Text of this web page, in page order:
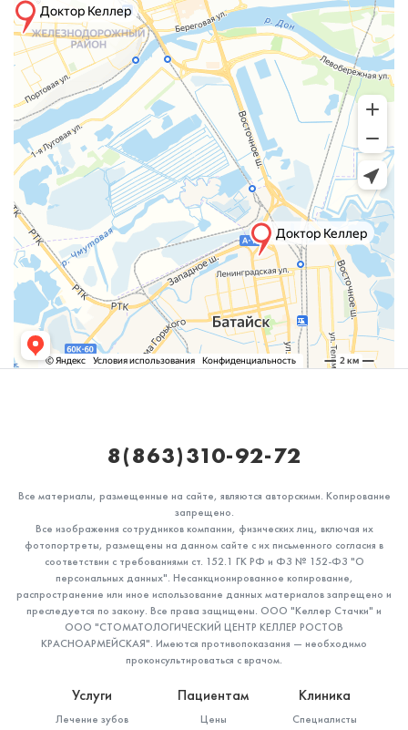
8(863)310-92-72
Все материалы, размещенные на сайте, являются авторскими. Копирование
запрещено.
Все изображения сотрудников компании, физических лиц, включая их
фотопортреты, размещены на данном сайте с их письменного согласия в
соответствии с требованиями ст. 152.1 ГК РФ и ФЗ № 152-ФЗ "О
персональных данных". Несанкционированное копирование,
распространение или иное использование данных материалов запрещено и
преследуется по закону. Все права защищены. ООО "Келлер Стачки" и
ООО "СТОМАТОЛОГИЧЕСКИЙ ЦЕНТР КЕЛЛЕР РОСТОВ
КРАСНОАРМЕЙСКАЯ". Имеются противопоказания — необходимо
проконсультироваться с врачом.
Услуги
Лечение зубов
Пациентам
Цены
Клиника
Специалисты